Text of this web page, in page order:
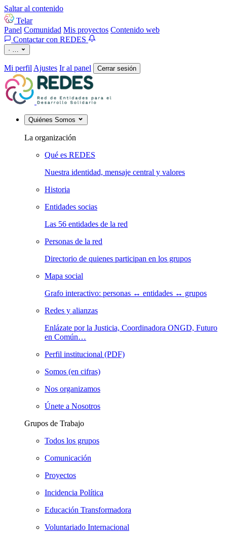
Saltar al contenido
Telar
Panel Comunidad Mis proyectos Contenido web
Contactar con REDES
· …
Mi perfil Ajustes Ir al panel Cerrar sesión
Quiénes Somos
La organización
Qué es REDES
Nuestra identidad, mensaje central y valores
Historia
Entidades socias
Las 56 entidades de la red
Personas de la red
Directorio de quienes participan en los grupos
Mapa social
Grafo interactivo: personas ↔ entidades ↔ grupos
Redes y alianzas
Enlázate por la Justicia, Coordinadora ONGD, Futuro
en Común…
Perfil institucional (PDF)
Somos (en cifras)
Nos organizamos
Únete a Nosotros
Grupos de Trabajo
Todos los grupos
Comunicación
Proyectos
Incidencia Política
Educación Transformadora
Voluntariado Internacional